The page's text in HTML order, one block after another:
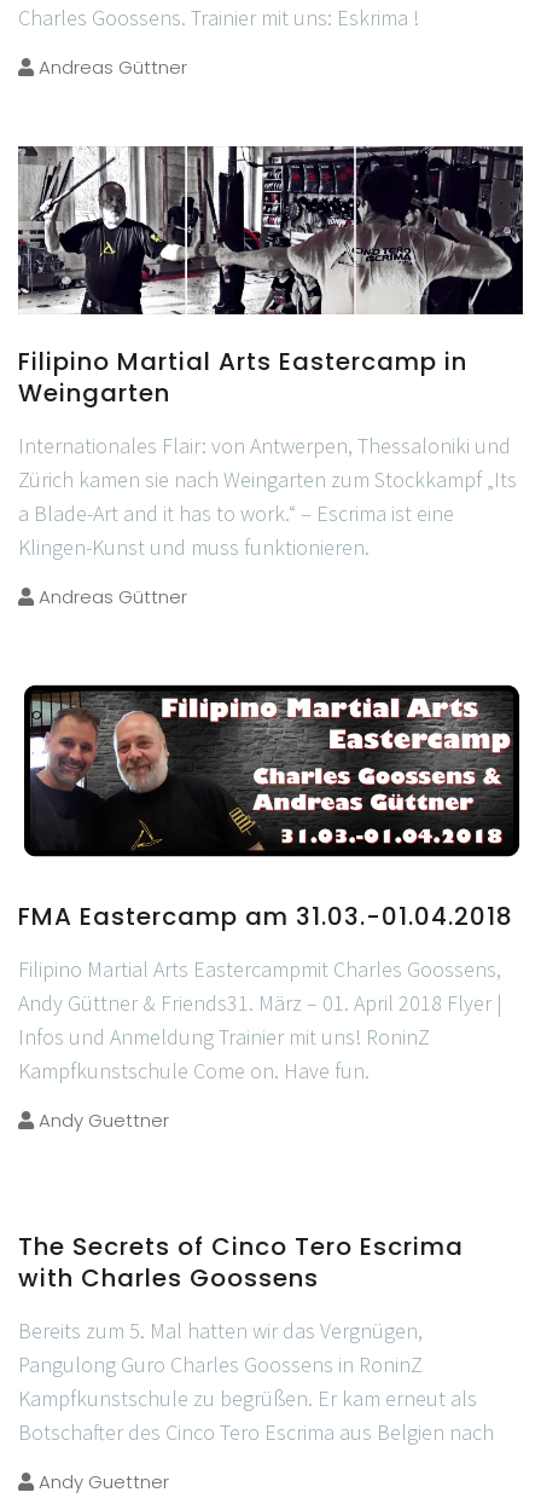
Charles Goossens. Trainier mit uns: Eskrima !
Andreas Güttner
Filipino Martial Arts Eastercamp in
Weingarten
Internationales Flair: von Antwerpen, Thessaloniki und
Zürich kamen sie nach Weingarten zum Stockkampf „Its
a Blade-Art and it has to work.“ – Escrima ist eine
Klingen-Kunst und muss funktionieren.
Andreas Güttner
FMA Eastercamp am 31.03.-01.04.2018
Filipino Martial Arts Eastercampmit Charles Goossens,
Andy Güttner & Friends31. März – 01. April 2018 Flyer |
Infos und Anmeldung Trainier mit uns! RoninZ
Kampfkunstschule Come on. Have fun.
Andy Guettner
The Secrets of Cinco Tero Escrima
with Charles Goossens
Bereits zum 5. Mal hatten wir das Vergnügen,
Pangulong Guro Charles Goossens in RoninZ
Kampfkunstschule zu begrüßen. Er kam erneut als
Botschafter des Cinco Tero Escrima aus Belgien nach
Andy Guettner